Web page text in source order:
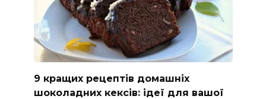
9 кращих рецептів домашніх
шоколадних кексів: ідеї для вашої